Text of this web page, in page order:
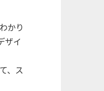
かり
ザイ
、ス